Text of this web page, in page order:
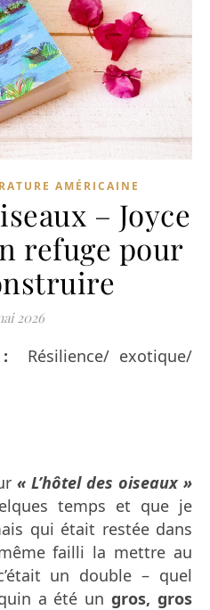
AMÉRICAINE
– Joyce
refuge pour
2026
Résilience/ exotique/
« L’hôtel des oiseaux »
temps et que je
qui était restée dans
failli la mettre au
un double – quel
a été ungros, gros